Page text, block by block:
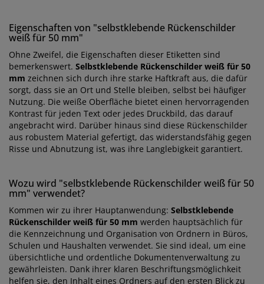
Eigenschaften von "selbstklebende Rückenschilder
weiß für 50 mm"
Ohne Zweifel, die Eigenschaften dieser Etiketten sind
bemerkenswert. Selbstklebende Rückenschilder weiß für 50
mm zeichnen sich durch ihre starke Haftkraft aus, die dafür
sorgt, dass sie an Ort und Stelle bleiben, selbst bei häufiger
Nutzung. Die weiße Oberfläche bietet einen hervorragenden
Kontrast für jeden Text oder jedes Druckbild, das darauf
angebracht wird. Darüber hinaus sind diese Rückenschilder
aus robustem Material gefertigt, das widerstandsfähig gegen
Risse und Abnutzung ist, was ihre Langlebigkeit garantiert.
Wozu wird "selbstklebende Rückenschilder weiß für 50
mm" verwendet?
Kommen wir zu ihrer Hauptanwendung: Selbstklebende
Rückenschilder weiß für 50 mm werden hauptsächlich für
die Kennzeichnung und Organisation von Ordnern in Büros,
Schulen und Haushalten verwendet. Sie sind ideal, um eine
übersichtliche und ordentliche Dokumentenverwaltung zu
gewährleisten. Dank ihrer klaren Beschriftungsmöglichkeit
helfen sie, den Inhalt eines Ordners auf den ersten Blick zu